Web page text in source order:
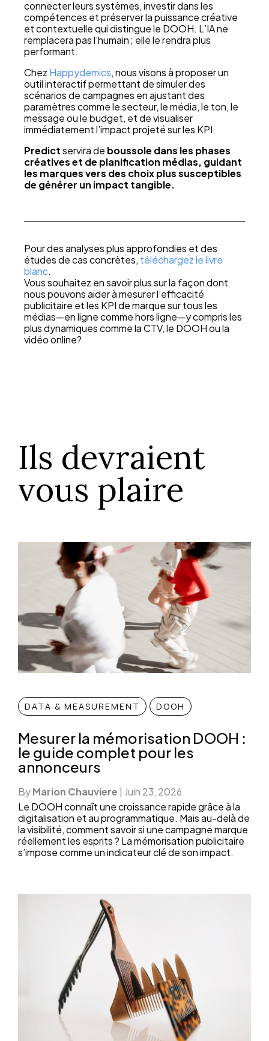
connecter leurs systèmes, investir dans les
compétences et préserver la puissance créative
et contextuelle qui distingue le DOOH. L’IA ne
remplacera pas l’humain ; elle le rendra plus
performant.
Chez Happydemics, nous visons à proposer un
outil interactif permettant de simuler des
scénarios de campagnes en ajustant des
paramètres comme le secteur, le média, le ton, le
message ou le budget, et de visualiser
immédiatement l’impact projeté sur les KPI.
Predictservira de boussole dans les phases
créatives et de planification médias, guidant
les marques vers des choix plus susceptibles
de générer un impact tangible.
Pour des analyses plus approfondies et des
études de cas concrètes, téléchargez le livre
blanc.
Vous souhaitez en savoir plus sur la façon dont
nous pouvons aider à mesurer l’efficacité
publicitaire et les KPI de marque sur tous les
médias—en ligne comme hors ligne—y compris les
plus dynamiques comme la CTV, le DOOH ou la
vidéo online?
Ils devraient
vous plaire
DATA & MEASUREMENT DOOH
Mesurer la mémorisation DOOH :
le guide complet pour les
annonceurs
ByMarion Chauviere
Juin 23, 2026
Le DOOH connaît une croissance rapide grâce à la
digitalisation et au programmatique. Mais au-delà de
la visibilité, comment savoir si une campagne marque
réellement les esprits ? La mémorisation publicitaire
s’impose comme un indicateur clé de son impact.